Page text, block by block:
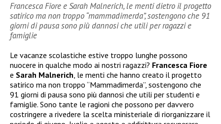
Francesca Fiore e Sarah Malnerich, le menti dietro il progetto
satirico ma non troppo “mammadimerda”, sostengono che 91
giorni di pausa sono più dannosi che utili per ragazzi e
famiglie
Le vacanze scolastiche estive troppo lunghe possono
nuocere in qualche modo ai nostri ragazzi? Francesca Fiore
e Sarah Malnerich, le menti che hanno creato il progetto
satirico ma non troppo “Mammadimerda”, sostengono che
91 giorni di pausa sono più dannosi che utili per studenti e
famiglie. Sono tante le ragioni che possono per davvero
costringere a rivedere la scelta ministeriale di riorganizzare il